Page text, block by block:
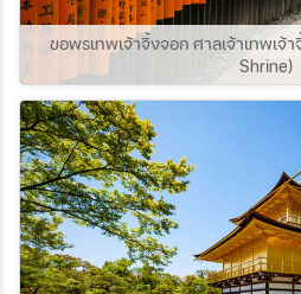
ขอพรเทพเจ้าจิ้งจอก ศาลเจ้าเทพเจ้
Shrine)